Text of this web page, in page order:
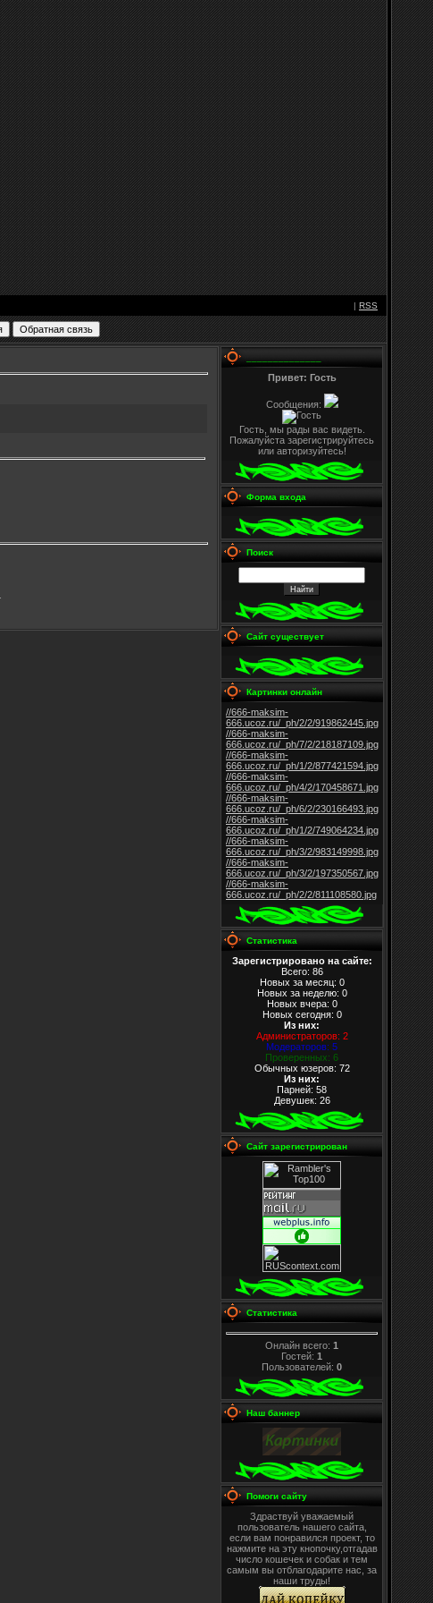
| RSS
Привет: Гость
Сообщения:
Гость, мы рады вас видеть.
Пожалуйста зарегистрируйтесь
или авторизуйтесь!
Форма входа
Поиск
Сайт существует
Картинки онлайн
//666-maksim-
666.ucoz.ru/_ph/2/2/919862445.jpg
//666-maksim-
666.ucoz.ru/_ph/7/2/218187109.jpg
//666-maksim-
666.ucoz.ru/_ph/1/2/877421594.jpg
//666-maksim-
666.ucoz.ru/_ph/4/2/170458671.jpg
//666-maksim-
666.ucoz.ru/_ph/6/2/230166493.jpg
//666-maksim-
666.ucoz.ru/_ph/1/2/749064234.jpg
//666-maksim-
666.ucoz.ru/_ph/3/2/983149998.jpg
//666-maksim-
666.ucoz.ru/_ph/3/2/197350567.jpg
//666-maksim-
666.ucoz.ru/_ph/2/2/811108580.jpg
Статистика
Зарегистрировано на сайте:
Всего: 86
Новых за месяц: 0
Новых за неделю: 0
Новых вчера: 0
Новых сегодня: 0
Из них:
Администраторов: 2
Модераторов: 5
Проверенных: 6
Обычных юзеров: 72
Из них:
Парней: 58
Девушек: 26
Сайт зарегистрирован
Статистика
Онлайн всего: 1
Гостей: 1
Пользователей: 0
Наш баннер
Помоги сайту
Здраствуй уважаемый
пользователь нашего сайта,
если вам понравился проект, то
нажмите на эту кнопочку,отгадав
число кошечек и собак и тем
самым вы отблагодарите нас, за
наши труды!